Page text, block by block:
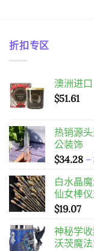
折扣专区
澳洲进
$51.61
热销源
公装饰
$34.28 –
白水晶
仙女棒
$19.07
神秘学
沃茨魔